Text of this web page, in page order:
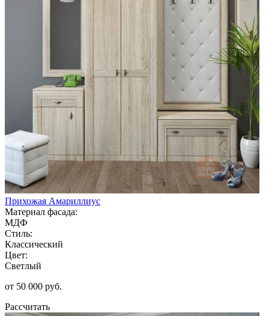
Прихожая Амариллиус
Материал фасада:
МДФ
Стиль:
Классический
Цвет:
Светлый
от 50 000 руб.
Рассчитать